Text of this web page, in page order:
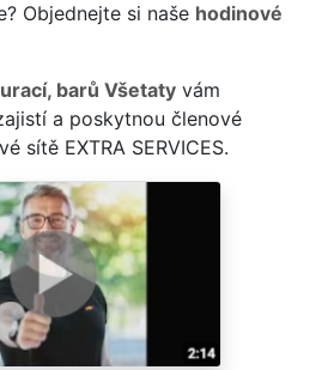
Objednejte si naše hodinové
barů Všetaty vám
a poskytnou členové
sítě EXTRA SERVICES.